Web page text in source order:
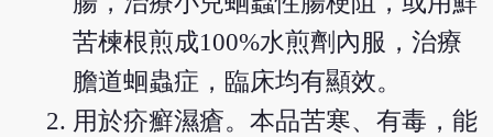
苦楝根煎成100%水煎劑內服，治療
膽道蛔蟲症，臨床均有顯效。
用於疥癬濕瘡。本品苦寒、有毒，能